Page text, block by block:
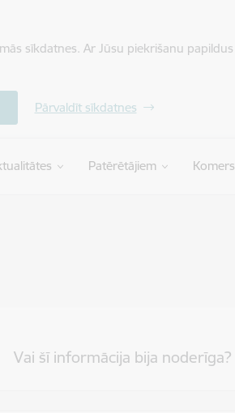
sīkdatnes. Ar Jūsu piekrišanu
Pārvaldīt sīkdatnes
Patērētājiem
Vai šī informācija bija noderīga?